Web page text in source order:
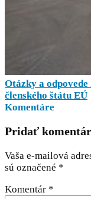
Otázky a
členského štátu EÚ
Komentáre
Pridať komentár
Vaša e-mailová
sú označené *
Komentár *